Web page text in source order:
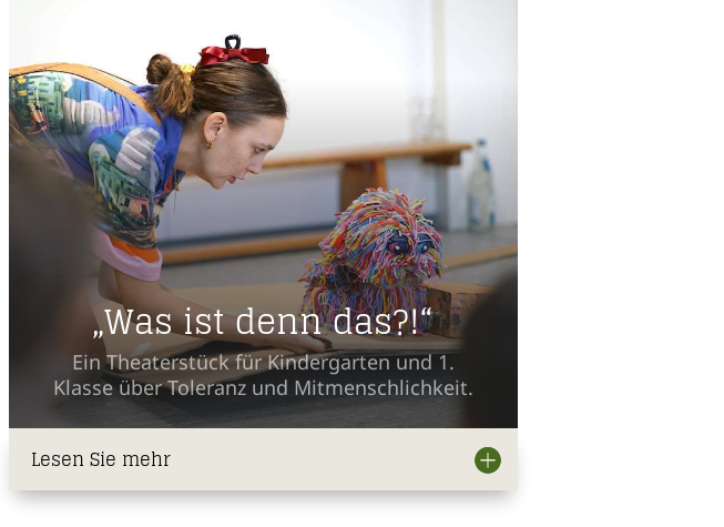
„Was ist denn das?!“
Ein Theaterstück für Kindergarten und 1.
Klasse über Toleranz und Mitmenschlichkeit.
Lesen Sie mehr